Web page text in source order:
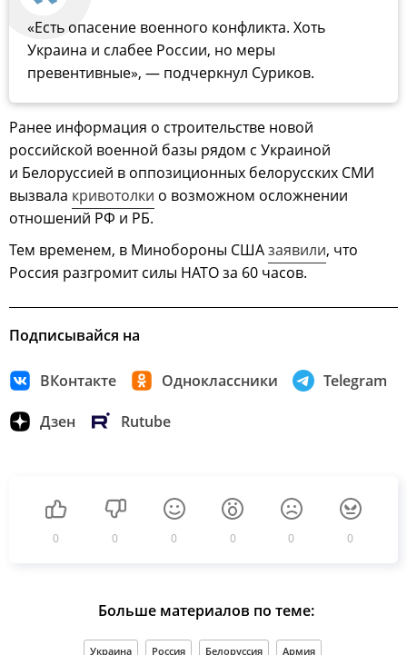
«Есть опасение военного конфликта. Хоть
Украина и слабее России, но меры
превентивные», — подчеркнул Суриков.
Ранее информация о строительстве новой
российской военной базы рядом с Украиной
и Белоруссией в оппозиционных белорусских СМИ
вызвала кривотолки о возможном осложнении
отношений РФ и РБ.
Тем временем, в Минобороны СШАзаявили, что
Россия разгромит силы НАТО за 60 часов.
Подписывайся на
ВКонтакте Одноклассники Telegram
Дзен Rutube
0 0 0 0 0 0
Больше материалов по теме:
Украина Россия Белоруссия Армия